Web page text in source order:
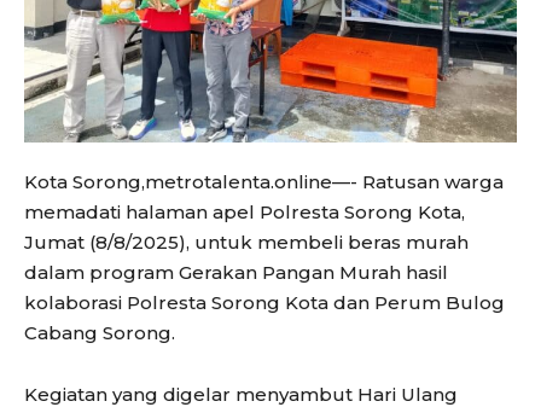
Kota Sorong,metrotalenta.online—- Ratusan warga
memadati halaman apel Polresta Sorong Kota,
Jumat (8/8/2025), untuk membeli beras murah
dalam program Gerakan Pangan Murah hasil
kolaborasi Polresta Sorong Kota dan Perum Bulog
Cabang Sorong.
Kegiatan yang digelar menyambut Hari Ulang